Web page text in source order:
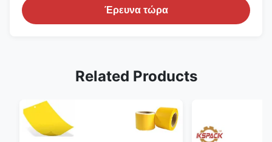
Έρευνα τώρα
Related Products